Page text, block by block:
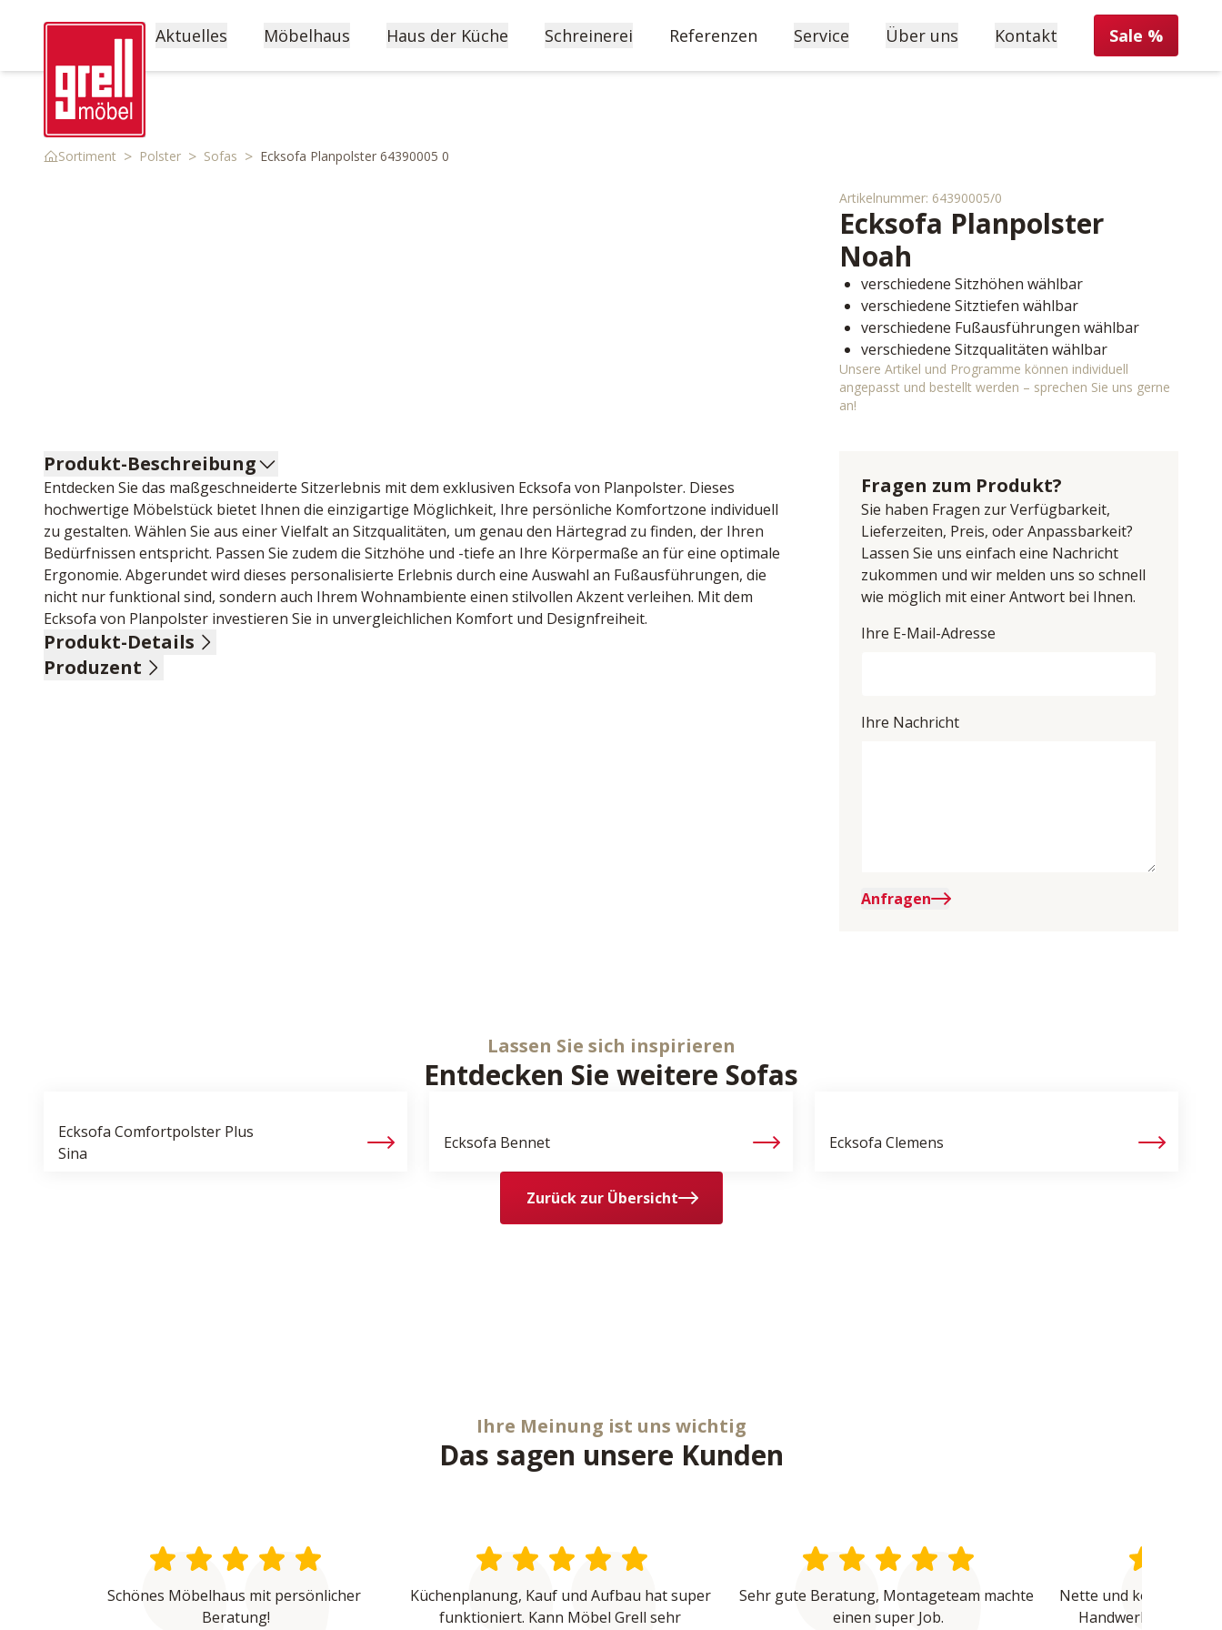
Aktuelles Möbelhaus Haus der Küche Schreinerei Referenzen Service Über uns Kontakt Sale %
Sortiment > Polster > Sofas > Ecksofa Planpolster 64390005 0
Artikelnummer: 64390005/0
Ecksofa Planpolster
Noah
verschiedene Sitzhöhen wählbar
verschiedene Sitztiefen wählbar
verschiedene Fußausführungen wählbar
verschiedene Sitzqualitäten wählbar
Unsere Artikel und Programme können individuell
angepasst und bestellt werden – sprechen Sie uns gerne
an!
Produkt-Beschreibung
Entdecken Sie das maßgeschneiderte Sitzerlebnis mit dem exklusiven Ecksofa von Planpolster. Dieses
hochwertige Möbelstück bietet Ihnen die einzigartige Möglichkeit, Ihre persönliche Komfortzone individuell
zu gestalten. Wählen Sie aus einer Vielfalt an Sitzqualitäten, um genau den Härtegrad zu finden, der Ihren
Bedürfnissen entspricht. Passen Sie zudem die Sitzhöhe und -tiefe an Ihre Körpermaße an für eine optimale
Ergonomie. Abgerundet wird dieses personalisierte Erlebnis durch eine Auswahl an Fußausführungen, die
nicht nur funktional sind, sondern auch Ihrem Wohnambiente einen stilvollen Akzent verleihen. Mit dem
Ecksofa von Planpolster investieren Sie in unvergleichlichen Komfort und Designfreiheit.
Produkt-Details
Flachgewebe, 100% Polyester, Stoff Caruso mandel, Kontrastnaht - Kappnaht beige, Sitz Federkern,
Produzent
Fragen zum Produkt?
Sie haben Fragen zur Verfügbarkeit,
Lieferzeiten, Preis, oder Anpassbarkeit?
Lassen Sie uns einfach eine Nachricht
zukommen und wir melden uns so schnell
wie möglich mit einer Antwort bei Ihnen.
Ihre E-Mail-Adresse
Ihre Nachricht
Anfragen
Lassen Sie sich inspirieren
Entdecken Sie weitere Sofas
Ecksofa Comfortpolster Plus
Sina
Ecksofa Bennet Ecksofa Clemens
Zurück zur Übersicht
Ihre Meinung ist uns wichtig
Das sagen unsere Kunden
Schönes Möbelhaus mit persönlicher
Beratung!
Küchenplanung, Kauf und Aufbau hat super
funktioniert. Kann Möbel Grell sehr
Sehr gute Beratung, Montageteam machte
einen super Job.
Nette und kompetente
Handwerker waren